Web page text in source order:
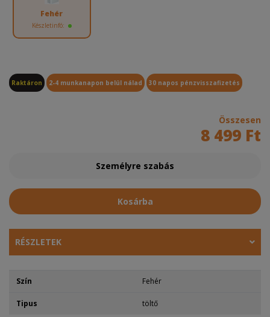
Fehér
Készletinfó:
Raktáron 2-4 munkanapon belül nálad 30 napos pénzvisszafizetés
Összesen
8 499 Ft
Személyre szabás
Kosárba
RÉSZLETEK
Szín Fehér
Tipus töltő